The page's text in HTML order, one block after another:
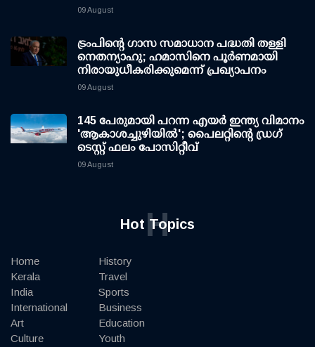
09 August
ട്രംപിന്റെ ഗാസ സമാധാന പദ്ധതി തള്ളി
നെതന്യാഹു; ഹമാസിനെ പൂര്‍ണമായി
നിരായുധീകരിക്കുമെന്ന് പ്രഖ്യാപനം
09 August
145 പേരുമായി പറന്ന എയര്‍ ഇന്ത്യ വിമാനം
'ആകാശച്ചുഴിയില്‍'; പൈലറ്റിന്റെ ഡ്രഗ്
ടെസ്റ്റ് ഫലം പോസിറ്റീവ്
09 August
Hot Topics
H
Home
Kerala
India
International
Art
Culture
History
Travel
Sports
Business
Education
Youth